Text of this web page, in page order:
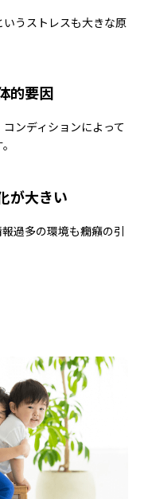
いうストレスも大きな原
的要因
ンディションによって
が大きい
過多の環境も癇癪の引